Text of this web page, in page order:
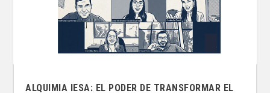
ALQUIMIA IESA: EL PODER DE TRANSFORMAR EL